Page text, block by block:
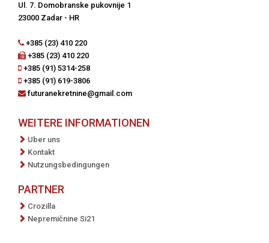
Ul. 7. Domobranske pukovnije 1
23000 Zadar - HR
+385 (23) 410 220
+385 (23) 410 220
+385 (91) 5314-258
+385 (91) 619-3806
futuranekretnine@gmail.com
WEITERE INFORMATIONEN
Uber uns
Kontakt
Nutzungsbedingungen
PARTNER
Crozilla
Nepremičnine Si21